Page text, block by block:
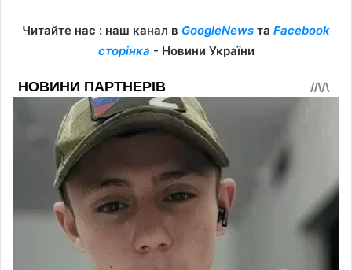
Читайте нас : наш канал в GoogleNews та Facebook
сторінка - Новини України